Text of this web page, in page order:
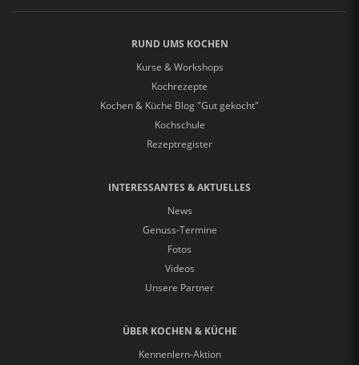
RUND UMS KOCHEN
Kurse & Workshops
Kochrezepte
Kochen & Küche Blog "Gut gekocht"
Kochschule
Rezeptregister
INTERESSANTES & AKTUELLES
News
Genuss-Termine
Fotos
Videos
Unsere Partner
ÜBER KOCHEN & KÜCHE
Kennenlern-Aktion